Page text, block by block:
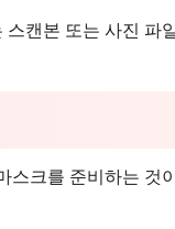
캔본 또는 사진 파
스크를 준비하는 것